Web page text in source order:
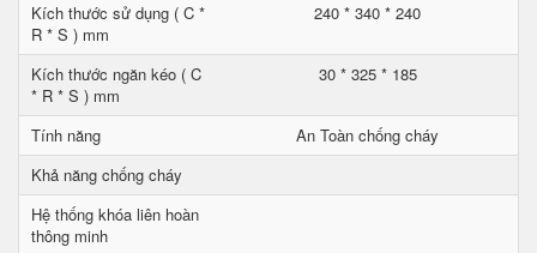
Kích thước sử dụng ( C *
R * S ) mm
240 * 340 * 240
Kích thước ngăn kéo ( C
* R * S ) mm
30 * 325 * 185
Tính năng
An Toàn chống cháy
Khả năng chống cháy
Hệ thống khóa liên hoàn
thông minh